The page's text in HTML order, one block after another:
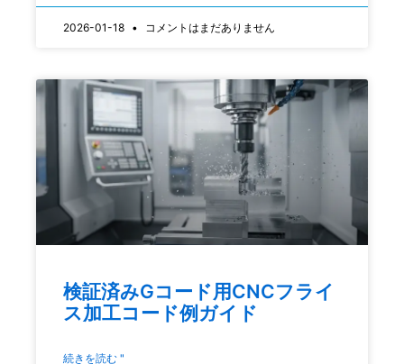
2026-01-18 コメントはまだありません
検証済みGコード用CNCフライ
ス加工コード例ガイド
続きを読む "